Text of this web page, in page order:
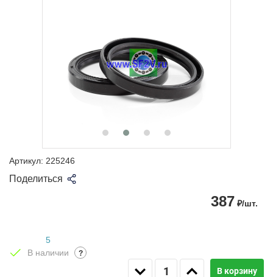
Артикул: 225246
Поделиться
387 ₽/шт.
5
В наличии
?
В корзину